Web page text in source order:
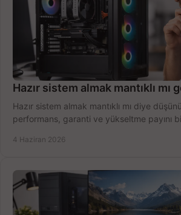
Hazır sistem almak mantıklı mı
Hazır sistem almak mantıklı mı diye
performans, garanti ve yükseltme payını
4 Haziran 2026